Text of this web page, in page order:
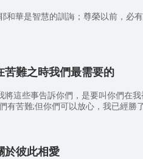
和華是智慧的訓誨；尊榮以前，必有
苦難之時我們最需要的
將這些事告訴你們，是要叫你們在
有苦難;但你們可以放心，我已經勝了
於彼此相愛